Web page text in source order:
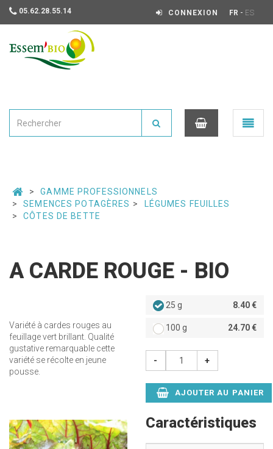
05.62.28.55.14 CONNEXION FR - ES
Ouvrir
le
GAMME PROFESSIONNELS
SEMENCES POTAGÈRES
LÉGUMES FEUILLES
CÔTES DE BETTE
A CARDE ROUGE - BIO
Variété à cardes rouges au
feuillage vert brillant. Qualité
gustative remarquable cette
variété se récolte en jeune
pousse.
25 g 8.40 €
100 g 24.70 €
- +
AJOUTER AU PANIER
Caractéristiques